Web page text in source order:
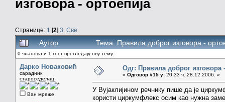
изговора - ортоепија
Странице: 1 [2] 3 Све
Аутор Тема: Правила доброг изговора -
0 чланова и 1 гост прегледају ову тему.
Дарко Новаковић
сарадник
староседелац
Ван мреже
Одг: Правила доброг изговора
« Одговор #15 у: 20.33 ч. 28.12.2006. »
У Вујаклијином речнику пише да је
користи циркумфлекс осим као нужна